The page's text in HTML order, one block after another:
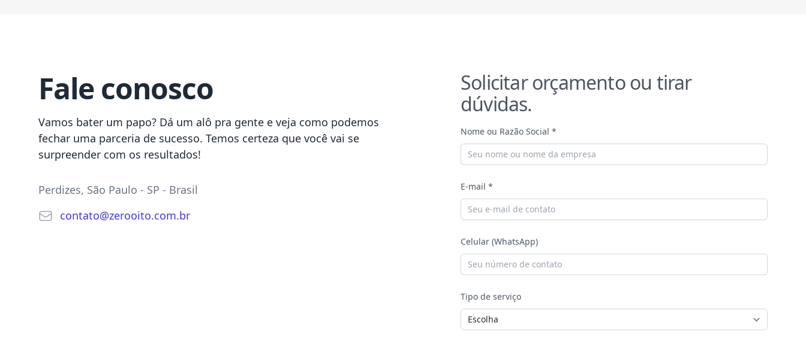
Fale conosco
Vamos bater um papo? Dá um alô pra gente e veja como podemos
fechar uma parceria de sucesso. Temos certeza que você vai se
surpreender com os resultados!
Postal address
Perdizes, São Paulo - SP - Brasil
E-mailcontato@zerooito.com.br
Solicitar orçamentoou tirar
dúvidas.
Nome ou Razão Social *
E-mail *
Celular (WhatsApp)
Tipo de serviço